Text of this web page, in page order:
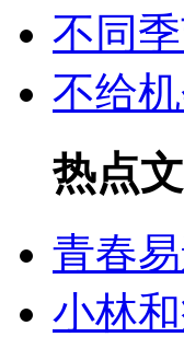
不同
不给机
热点
青春
小林